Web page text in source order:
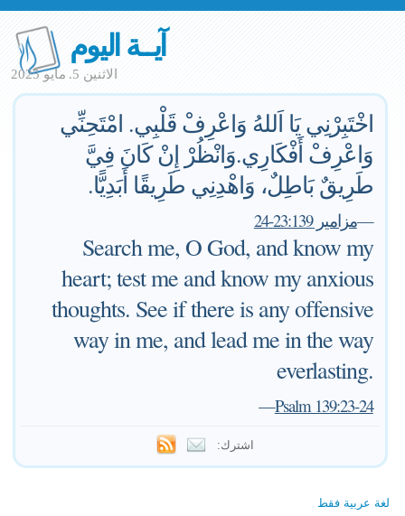
آيــة اليوم
الاثنين 5. مايو 2025
اخْتَبِرْنِي يَا اَللهُ وَاعْرِفْ قَلْبِي. امْتَحِنِّي
وَاعْرِفْ أَفْكَارِي.وَانْظُرْ إِنْ كَانَ فِيَّ
طَرِيقٌ بَاطِلٌ، وَاهْدِنِي طَرِيقًا أَبَدِيًّا.
—مزامير 23:139-24
Search me, O God, and know my
heart; test me and know my anxious
thoughts. See if there is any offensive
way in me, and lead me in the way
everlasting.
—Psalm 139:23-24
اشترك:
لغة عربية فقط